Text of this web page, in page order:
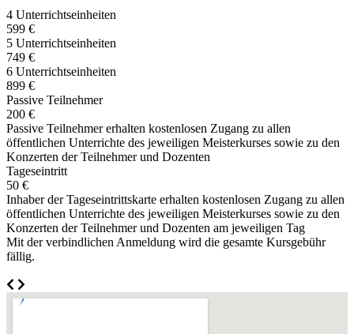
4 Unterrichtseinheiten
599 €
5 Unterrichtseinheiten
749 €
6 Unterrichtseinheiten
899 €
Passive Teilnehmer
200 €
Passive Teilnehmer erhalten kostenlosen Zugang zu allen
öffentlichen Unterrichte des jeweiligen Meisterkurses sowie zu den
Konzerten der Teilnehmer und Dozenten
Tageseintritt
50 €
Inhaber der Tageseintrittskarte erhalten kostenlosen Zugang zu allen
öffentlichen Unterrichte des jeweiligen Meisterkurses sowie zu den
Konzerten der Teilnehmer und Dozenten am jeweiligen Tag
Mit der verbindlichen Anmeldung wird die gesamte Kursgebühr
fällig.